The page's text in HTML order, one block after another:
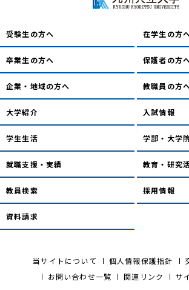
受験生の方へ 在学生の方
卒業生の方へ 保護者の方
企業・地域の方へ 教職員の方
大学紹介 入試情報
学生生活 学部・大学
就職支援・実績 教育・研究
教員検索 採用情報
資料請求
当サイトについて 個人情報保護指針
お問い合わせ一覧
関連リンク サ